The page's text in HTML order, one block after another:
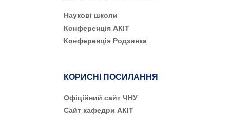
Наукові школи
Конференція АКІТ
Конференція Родзинка
КОРИСНІ ПОСИЛАННЯ
Офіційний сайт ЧНУ
Сайт кафедри АКІТ